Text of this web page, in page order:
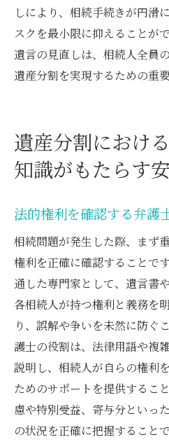
しにより、相続手続きが円滑
スクを最小限に抑えることが
遺言の見直しは、相続人全員
遺産分割を実現するための重
遺産分割におけ
知識がもたらす
法的権利を確認する弁護
相続問題が発生した際、まず
権利を正確に確認することで
通した専門家として、遺言書
各相続人が持つ権利と義務を
り、誤解や争いを未然に防ぐ
護士の役割は、法律用語や複
説明し、相続人が自らの権利
ためのサポートを提供するこ
慮や特別受益、寄与分といっ
の状況を正確に把握すること